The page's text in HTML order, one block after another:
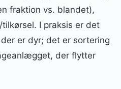
fraktion vs. blandet),
I praksis er det
er dyr; det er sortering
der flytter